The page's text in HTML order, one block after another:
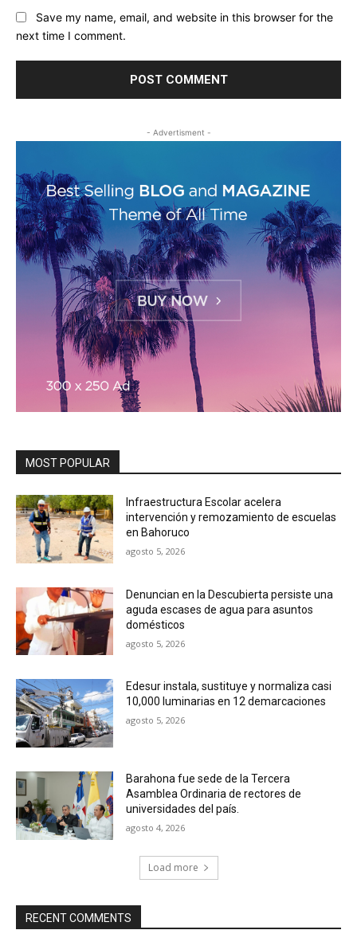
Save my name, email, and website in this browser for the
next time I comment.
- Advertisment -
MOST POPULAR
Infraestructura Escolar acelera
intervención y remozamiento de escuelas
en Bahoruco
agosto 5, 2026
Denuncian en la Descubierta persiste una
aguda escases de agua para asuntos
domésticos
agosto 5, 2026
Edesur instala, sustituye y normaliza casi
10,000 luminarias en 12 demarcaciones
agosto 5, 2026
Barahona fue sede de la Tercera
Asamblea Ordinaria de rectores de
universidades del país.
agosto 4, 2026
Load more
RECENT COMMENTS